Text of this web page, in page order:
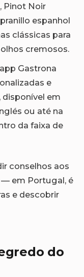
Pinot Noir
espanhol
clássicas para
cremosos.
Gastrona
e
disponível em
ou até na
da faixa de
conselhos aos
— em Portugal, é
e descobrir
do